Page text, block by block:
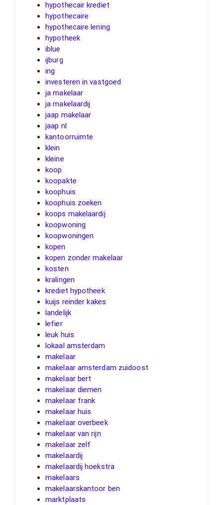
hypothecair krediet
hypothecaire
hypothecaire lening
hypotheek
iblue
ijburg
ing
investeren in vastgoed
ja makelaar
ja makelaardij
jaap makelaar
jaap nl
kantoorruimte
klein
kleine
koop
koopakte
koophuis
koophuis zoeken
koops makelaardij
koopwoning
koopwoningen
kopen
kopen zonder makelaar
kosten
kralingen
krediet hypotheek
kuijs reinder kakes
landelijk
lefier
leuk huis
lokaal amsterdam
makelaar
makelaar amsterdam zuidoost
makelaar bert
makelaar diemen
makelaar frank
makelaar huis
makelaar overbeek
makelaar van rijn
makelaar zelf
makelaardij
makelaardij hoekstra
makelaars
makelaarskantoor ben
marktplaats